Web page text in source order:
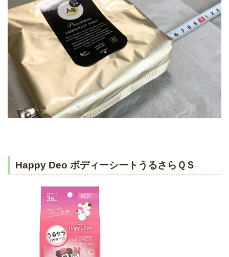
Happy Deo ボディーシートうるさらＱＳ